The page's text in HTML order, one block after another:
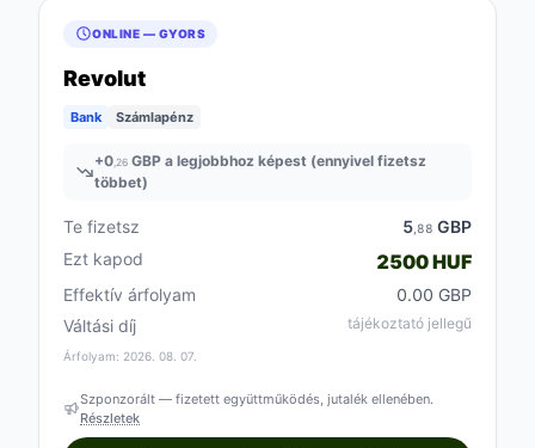
ONLINE — GYORS
Revolut
Bank Számlapénz
+0 ,26 GBP a legjobbhoz képest (ennyivel fizetsz
többet)
Te fizetsz 5 ,88 GBP
Ezt kapod
2500 HUF
Effektív árfolyam
0.00 GBP
Váltási díj
tájékoztató jellegű
Árfolyam: 2026. 08. 07.
Szponzorált — fizetett együttműködés, jutalék ellenében.
Részletek